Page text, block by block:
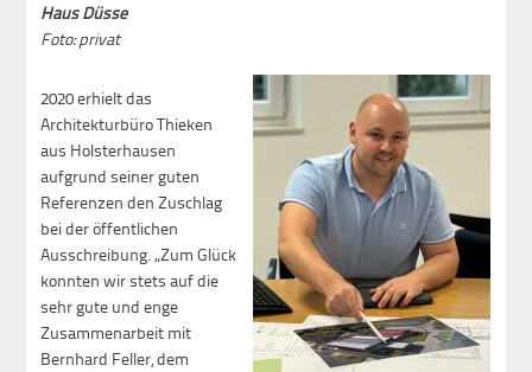
Haus Düsse
Foto: privat
2020 erhielt das
Architekturbüro Thieken
aus Holsterhausen
aufgrund seiner guten
Referenzen den Zuschlag
bei der öffentlichen
Ausschreibung. „Zum Glück
konnten wir stets auf die
sehr gute und enge
Zusammenarbeit mit
Bernhard Feller, dem